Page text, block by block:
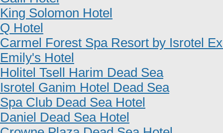
King Solomon Hotel
Q Hotel
Carmel Forest Spa Resort by Isrotel
Emily's Hotel
Holitel Tsell Harim Dead Sea
Isrotel Ganim Hotel Dead Sea
Spa Club Dead Sea Hotel
Daniel Dead Sea Hotel